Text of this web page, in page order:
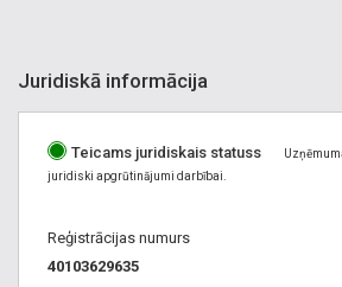
Juridiskā informācija
Teicams juridiskais statuss
juridiski apgrūtinājumi darbībai.
Reģistrācijas numurs
40103629635